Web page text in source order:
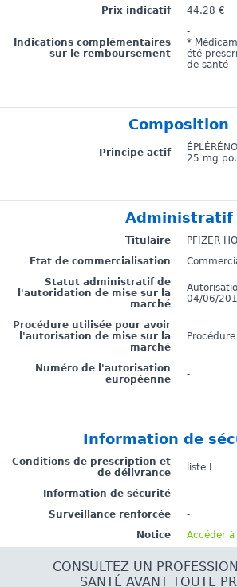
Prix indicatif
44.28 €
Indications complémentaires
sur le remboursement
-
*
été
de santé
Composition
Principe actif
25 mg
Administratif
Titulaire
PFIZER
Etat de commercialisation
Statut administratif de
l'autoridation de mise sur la
marché
04/06/
Procédure utilisée pour avoir
l'autorisation de mise sur la
marché
Numéro de l'autorisation
européenne
-
Information de
Conditions de prescription et
de délivrance
liste I
Information de sécurité
-
Surveillance renforcée
-
Notice
Accéder
CONSULTEZ UN
SANTÉ AVANT TOUTE